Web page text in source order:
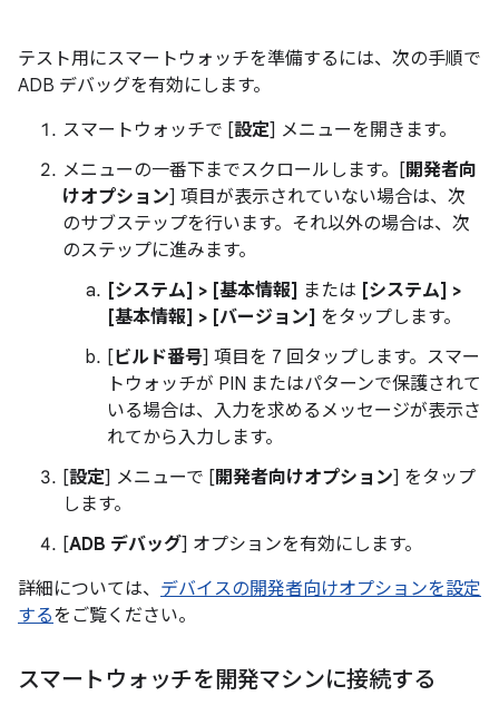
テスト用にスマートウォッチを準備するには、次の手順で
ADB デバッグを有効にします。
スマートウォッチで [設定] メニューを開きます。
メニューの一番下までスクロールします。[ 開発者向
けオプション] 項目が表示されていない場合は、次
のサブステップを行います。それ以外の場合は、次
のステップに進みます。
[システム] > [基本情報] または [システム] >
[基本情報] > [バージョン] をタップします。
[ビルド番号] 項目を 7 回タップします。スマー
トウォッチが PIN またはパターンで保護されて
いる場合は、入力を求めるメッセージが表示さ
れてから入力します。
[設定] メニューで [ 開発者向けオプション] をタップ
します。
[ADB デバッグ] オプションを有効にします。
詳細については、 デバイスの開発者向けオプションを設定
するをご覧ください。
スマートウォッチを開発マシンに接続する